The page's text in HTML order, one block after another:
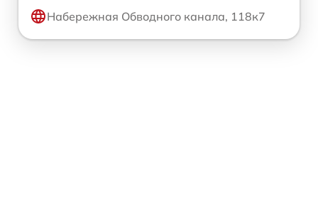
Набережная Обводного канала, 118к7